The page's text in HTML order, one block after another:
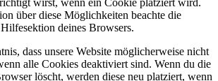
wirst, wenn ein Cookie platziert wird.
über diese Möglichkeiten beachte die
deines Browsers.
dass unsere Website möglicherweise nicht
alle Cookies deaktiviert sind. Wenn du die
löscht, werden diese neu platziert, wenn